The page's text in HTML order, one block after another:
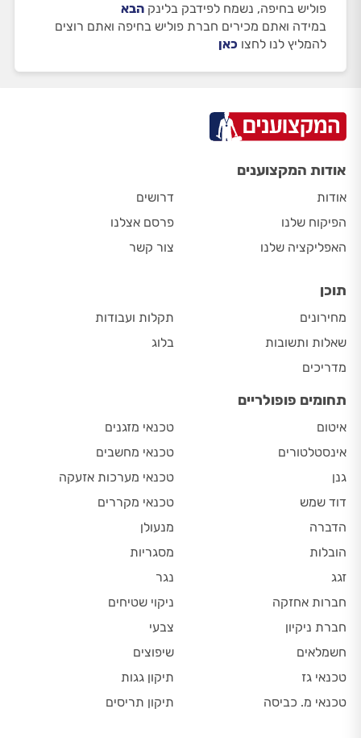
פוליש בחיפה, נשמח לפידבק בלינק הבא
במידה ואתם מכירים חברת פוליש בחיפה ואתם רוצים
להמליץ לנו לחצו כאן
אודות המקצוענים
אודות
הפיקוח שלנו
האפליקציה שלנו
דרושים
פרסם אצלנו
צור קשר
תוכן
מחירונים
שאלות ותשובות
מדריכים
תקלות ועבודות
בלוג
תחומים פופולריים
איטום
אינסטלטורים
גנן
דוד שמש
הדברה
הובלות
זגג
חברות אחזקה
חברת ניקיון
חשמלאים
טכנאי גז
טכנאי מ. כביסה
טכנאי מזגנים
טכנאי מחשבים
טכנאי מערכות אזעקה
טכנאי מקררים
מנעולן
מסגריות
נגר
ניקוי שטיחים
צבעי
שיפוצים
תיקון גגות
תיקון תריסים